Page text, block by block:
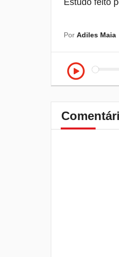
Estudo feito
Por Adiles Maia